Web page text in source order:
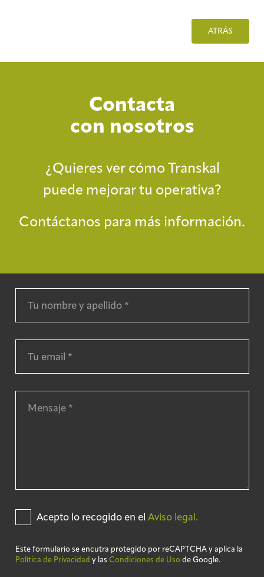
ATRÁS
Contacta
con nosotros
¿Quieres ver cómo Transkal
puede mejorar tu operativa?
Contáctanos para más información.
Acepto lo recogido en el Aviso legal.
Este formulario se encutra protegido por reCAPTCHA y aplica la
Política de Privacidad y las Condiciones de Uso de Google.